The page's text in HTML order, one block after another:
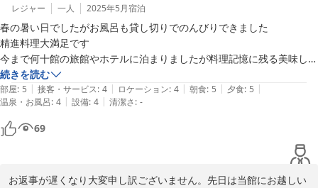
ちなみに秋の紅葉は例年通りなら11月中旬から11月末にかけてピー
クになります。12月の初週も悪くないです。
2025-08-20
レジャー 一人 2025年5月宿泊
春の暑い日でしたがお風呂も貸し切りでのんびりできました
精進料理大満足です
今まで何十館の旅館やホテルに泊まりましたが料理記憶に残る美味しさ
でした
そら豆のスープから期待大で胡麻豆腐も最高です
家族でやってる感じで普段の忙しさを忘れる事ができました
ありがとうございました
続きを読む
部屋: 5 | 接客・サービス: 4 | ロケーション: 4 | 朝食: 5 | 夕食: 5 |
温泉・お風呂: 4 | 設備: 4 | 清潔さ: -
69
お返事が遅くなり大変申し訳ございません。先日は当館にお越しい